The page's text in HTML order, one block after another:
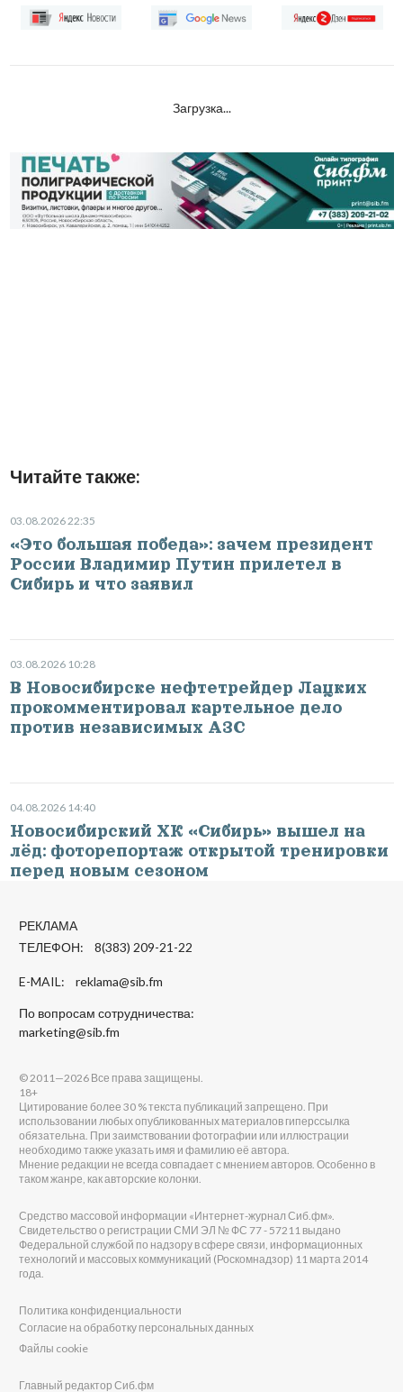
Загрузка...
Читайте также:
03.08.2026 22:35
«Это большая победа»: зачем президент
России Владимир Путин прилетел в
Сибирь и что заявил
03.08.2026 10:28
В Новосибирске нефтетрейдер Лацких
прокомментировал картельное дело
против независимых АЗС
04.08.2026 14:40
Новосибирский ХК «Сибирь» вышел на
лёд: фоторепортаж открытой тренировки
перед новым сезоном
РЕКЛАМА
ТЕЛЕФОН: 8(383) 209-21-22
E-MAIL: reklama@sib.fm
По вопросам сотрудничества:
marketing@sib.fm
© 2011—2026 Все права защищены.
18+
Цитирование более 30 % текста публикаций запрещено. При
использовании любых опубликованных материалов гиперссылка
обязательна. При заимствовании фотографии или иллюстрации
необходимо также указать имя и фамилию её автора.
Мнение редакции не всегда совпадает с мнением авторов. Особенно в
таком жанре, как авторские колонки.
Средство массовой информации «Интернет-журнал Сиб.фм».
Свидетельство о регистрации СМИ ЭЛ № ФС 77 - 57211 выдано
Федеральной службой по надзору в сфере связи, информационных
технологий и массовых коммуникаций (Роскомнадзор) 11 марта 2014
года.
Политика конфиденциальности
Согласие на обработку персональных данных
Файлы cookie
Главный редактор Сиб.фм